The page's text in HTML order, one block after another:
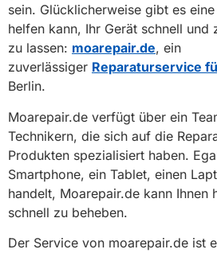
sein. Glücklicherweise gibt es
helfen kann, Ihr Gerät schnell und
zu lassen: moarepair.de, ein
zuverlässiger Reparaturservice
Berlin.
Moarepair.de verfügt über ein
Technikern, die sich auf die
Produkten spezialisiert haben.
Smartphone, ein Tablet, einen
handelt, Moarepair.de kann Ihnen
schnell zu beheben.
Der Service von moarepair.de ist